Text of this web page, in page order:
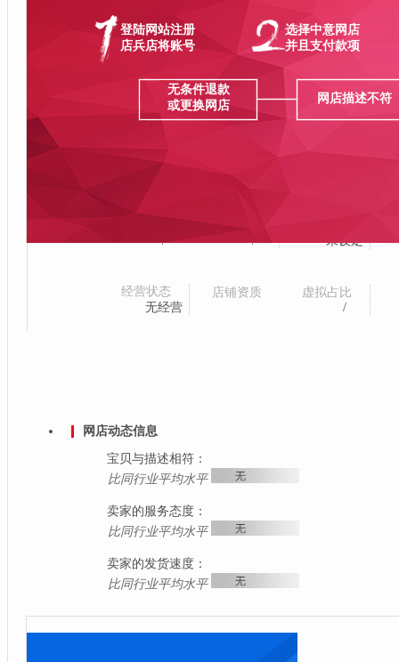
￥
消费者保证金：/
店铺标签 ：
刚刚发布 网店编号：
网店信息一览表
个体户店
铺
商城类目
/
所在地区
/
未设定
经营状态
无经营
店铺资质
虚拟占比
/
网店动态信息
宝贝与描述相符：
比同行业平均水平
卖家的服务态度：
比同行业平均水平
卖家的发货速度：
比同行业平均水平
登陆网站注册
店兵店将账号
选择中意网店
并且支付款项
网店描述不符
无条件退款
或更换网店